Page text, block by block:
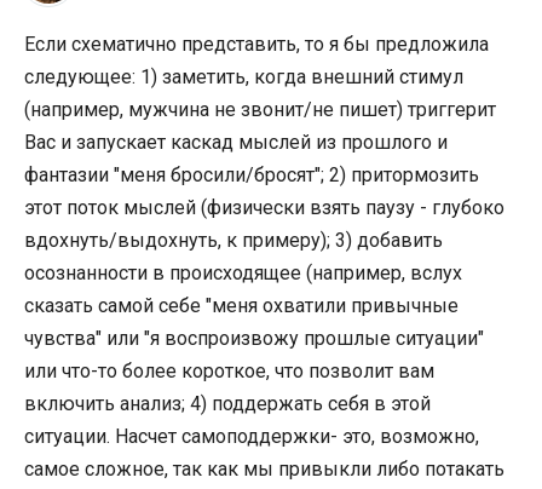
Если схематично представить, то я бы предложила
следующее: 1) заметить, когда внешний стимул
(например, мужчина не звонит/не пишет) триггерит
Вас и запускает каскад мыслей из прошлого и
фантазии "меня бросили/бросят"; 2) притормозить
этот поток мыслей (физически взять паузу - глубоко
вдохнуть/выдохнуть, к примеру); 3) добавить
осознанности в происходящее (например, вслух
сказать самой себе "меня охватили привычные
чувства" или "я воспроизвожу прошлые ситуации"
или что-то более короткое, что позволит вам
включить анализ; 4) поддержать себя в этой
ситуации. Насчет самоподдержки- это, возможно,
самое сложное, так как мы привыкли либо потакать